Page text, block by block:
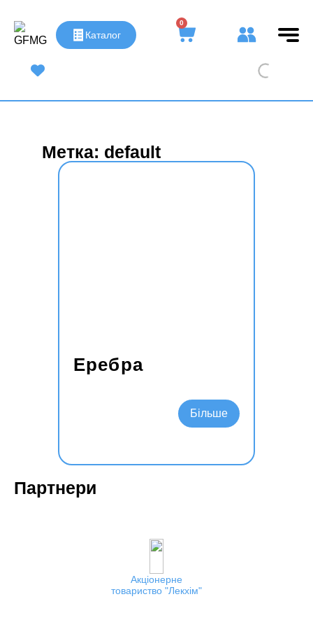
UA | RU
Каталог
0
Метка: default
Еребра
Подробнее
Партнери
Акціонерне
товариство
Лекхім